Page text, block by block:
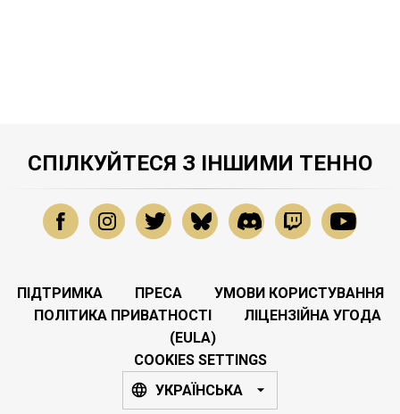
СПІЛКУЙТЕСЯ З ІНШИМИ ТЕННО
ПІДТРИМКА ПРЕСА
УМОВИ КОРИСТУВАННЯ
ПОЛІТИКА ПРИВАТНОСТІ
ЛІЦЕНЗІЙНА УГОДА
(EULA)
COOKIES SETTINGS
УКРАЇНСЬКА